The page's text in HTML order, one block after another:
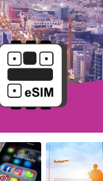
Angled view